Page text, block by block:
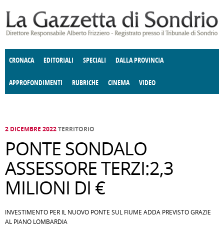
CRONACA EDITORIALI SPECIALI DALLA PROVINCIA
APPROFONDIMENTI
E SPETTACOLI POLITICA
RUBRICHE
DELLE IDEE FATTI DELLO SPIRITO
CINEMA VIDEO
2 DICEMBRE 2022TERRITORIO
PONTE SONDALO
ASSESSORE TERZI:2,3
MILIONI DI €
INVESTIMENTO PER IL NUOVO PONTE SUL FIUME ADDA PREVISTO GRAZIE
AL PIANO LOMBARDIA